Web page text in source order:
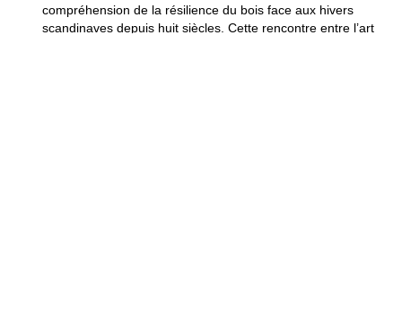
compréhension de la résilience du bois face aux hivers
scandinaves depuis huit siècles. Cette rencontre entre l’art